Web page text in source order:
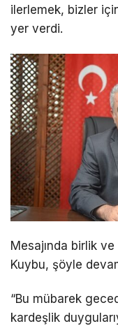
ilerlemek, bizler
yer verdi.
Mesajında birlik
Kuybu, şöyle
“Bu mübarek
kardeşlik